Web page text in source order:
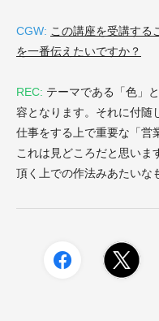
CGW: この講座を受講する
を一番伝えたいですか？
REC: テーマである「色」
容となります。それに付随
仕事をする上で重要な「営
これは見どころだと思い
頂く上での作法みあたいな